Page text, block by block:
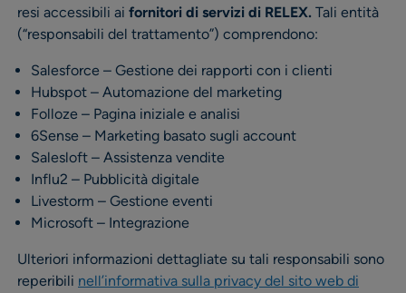
resi accessibili ai fornitori di servizi di RELEX. Tali entità
(“responsabili del trattamento”) comprendono:
Salesforce – Gestione dei rapporti con i clienti
Hubspot – Automazione del marketing
Folloze – Pagina iniziale e analisi
6Sense – Marketing basato sugli account
Salesloft – Assistenza vendite
Influ2 – Pubblicità digitale
Livestorm – Gestione eventi
Microsoft – Integrazione
Ulteriori informazioni dettagliate su tali responsabili sono
reperibili nell’informativa sulla privacy del sito web di